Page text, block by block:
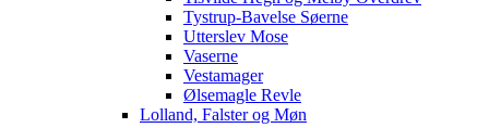
Tystrup-Bavelse Søerne
Utterslev Mose
Vaserne
Vestamager
Ølsemagle Revle
Lolland, Falster og Møn